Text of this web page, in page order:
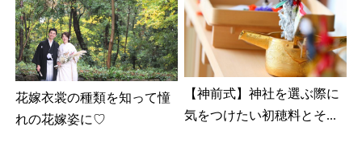
花嫁衣裳の種類を知って憧
れの花嫁姿に♡
【神前式】神社を選ぶ際に
気をつけたい初穂料とそ...